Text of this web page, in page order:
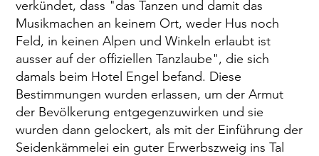
verkündet, dass "das Tanzen und damit das
Musikmachen an keinem Ort, weder Hus noch
Feld, in keinen Alpen und Winkeln erlaubt ist
ausser auf der offiziellen Tanzlaube", die sich
damals beim Hotel Engel befand. Diese
Bestimmungen wurden erlassen, um der Armut
der Bevölkerung entgegenzuwirken und sie
wurden dann gelockert, als mit der Einführung der
Seidenkämmelei ein guter Erwerbszweig ins Tal